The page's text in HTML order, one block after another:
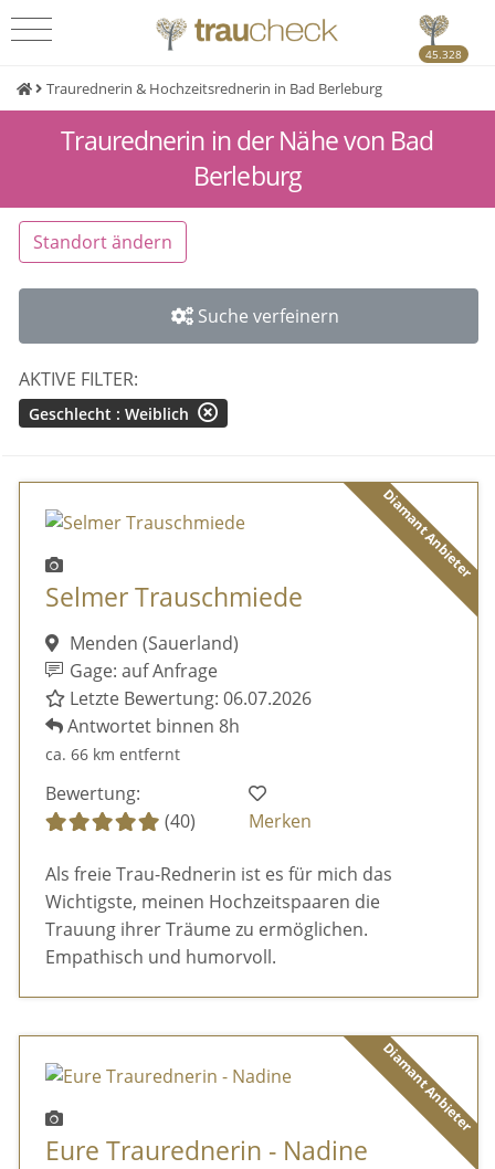
45.328
Traurednerin & Hochzeitsrednerin in Bad Berleburg
Traurednerin in der Nähe von Bad
Berleburg
Standort ändern
Suche verfeinern
AKTIVE FILTER:
Geschlecht : Weiblich
Diamant Anbieter
Selmer Trauschmiede
Menden (Sauerland)
Gage: auf Anfrage
Letzte Bewertung: 06.07.2026
Antwortet binnen 8h
ca. 66 km entfernt
Bewertung:
(40)
Merken
Als freie Trau-Rednerin ist es für mich das
Wichtigste, meinen Hochzeitspaaren die
Trauung ihrer Träume zu ermöglichen.
Empathisch und humorvoll.
Diamant Anbieter
Eure Traurednerin - Nadine